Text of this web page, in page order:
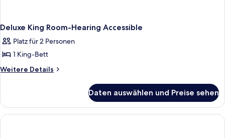
Deluxe King Room-Hearing Accessible
Platz für 2 Personen
1 King-Bett
Weitere Details
Weitere
King
Room-
Hearing
Daten auswählen und Preise sehen